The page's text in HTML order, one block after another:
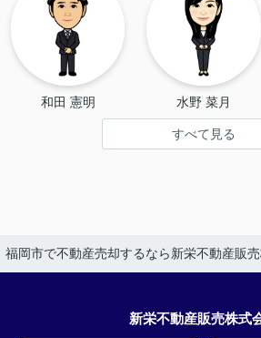
和田 憲明 水野 菜月
すべて見る
福岡市で不動産売却するなら新栄不動産販
新栄不動産販売株式